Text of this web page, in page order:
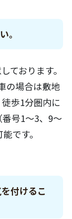
。
ております。
の場合は敷地
歩1分圏内に
号1～3、9〜
です。
付けるこ